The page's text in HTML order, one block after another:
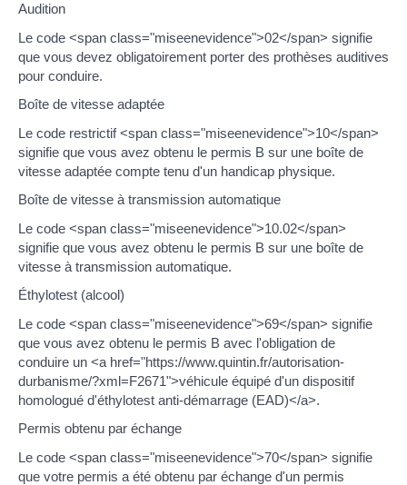
Audition
Le code <span class="miseenevidence">02</span> signifie
que vous devez obligatoirement porter des prothèses auditives
pour conduire.
Boîte de vitesse adaptée
Le code restrictif <span class="miseenevidence">10</span>
signifie que vous avez obtenu le permis B sur une boîte de
vitesse adaptée compte tenu d'un handicap physique.
Boîte de vitesse à transmission automatique
Le code <span class="miseenevidence">10.02</span>
signifie que vous avez obtenu le permis B sur une boîte de
vitesse à transmission automatique.
Éthylotest (alcool)
Le code <span class="miseenevidence">69</span> signifie
que vous avez obtenu le permis B avec l'obligation de
conduire un <a href="https://www.quintin.fr/autorisation-
durbanisme/?xml=F2671">véhicule équipé d'un dispositif
homologué d'éthylotest anti-démarrage (EAD)</a>.
Permis obtenu par échange
Le code <span class="miseenevidence">70</span> signifie
que votre permis a été obtenu par échange d'un permis